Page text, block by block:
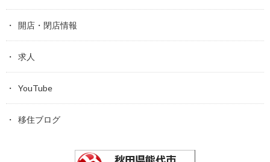
開店・閉店情報
求人
YouTube
移住ブログ